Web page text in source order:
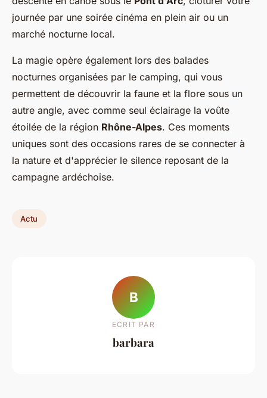
journée par une soirée cinéma en plein air ou un
marché nocturne local.
La magie opère également lors des balades
nocturnes organisées par le camping, qui vous
permettent de découvrir la faune et la flore sous un
autre angle, avec comme seul éclairage la voûte
étoilée de la région Rhône-Alpes. Ces moments
uniques sont des occasions rares de se connecter à
la nature et d'apprécier le silence reposant de la
campagne ardéchoise.
Actu
B
ECRIT PAR
barbara